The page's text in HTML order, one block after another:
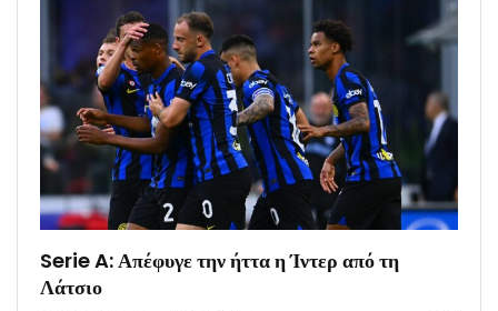
Serie A: Απέφυγε την ήττα η Ίντερ από τη
Λάτσιο